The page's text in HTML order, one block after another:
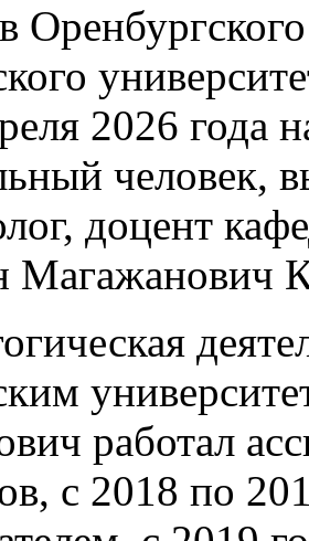
2026 года
человек,
доцент
работал
с 2018 по